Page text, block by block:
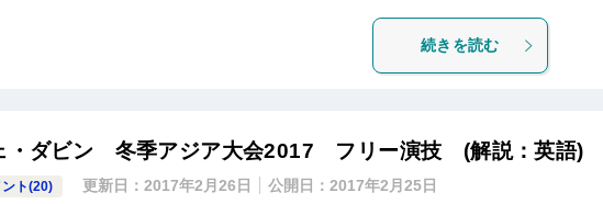
続きを読む
・ダビン 冬季アジア大会2017 フリー演技 (解説：英語)
ント(20) 更新日：2017年2月26日 公開日：2017年2月25日